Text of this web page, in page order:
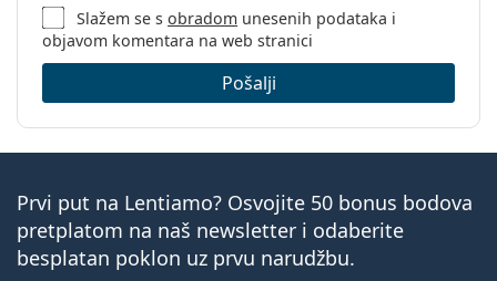
Slažem se sobradom unesenih podataka i
objavom komentara na web stranici
Pošalji
Prvi put na Lentiamo? Osvojite 50 bonus bodova
pretplatom na naš newsletter i odaberite
besplatan poklon uz prvu narudžbu.